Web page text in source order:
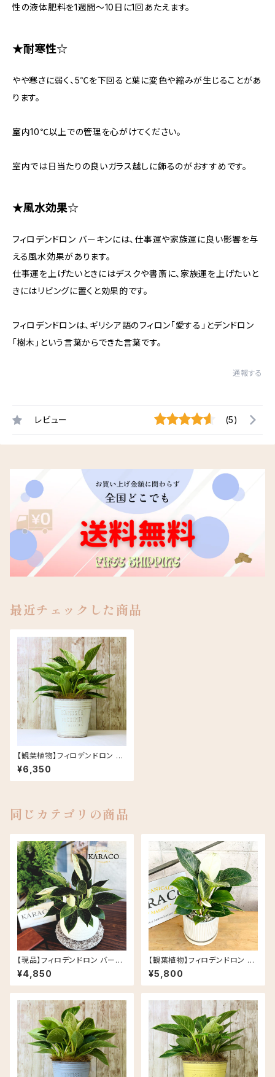
性の液体肥料を1週間〜10日に1回あたえます。
★耐寒性☆
やや寒さに弱く、5℃を下回ると葉に変色や縮みが生じることがあ
ります。
室内10℃以上での管理を心がけてください。
室内では日当たりの良いガラス越しに飾るのがおすすめです。
★風水効果☆
フィロデンドロン バーキンには、仕事運や家族運に良い影響を与
える風水効果があります。
仕事運を上げたいときにはデスクや書斎に、家族運を上げたいと
きにはリビングに置くと効果的です。
フィロデンドロンは、ギリシア語のフィロン「愛する」とデンドロン
「樹木」という言葉からできた言葉です。
通報する
レビュー (5)
最近チェックした商品
【観葉植物】フィロデンドロン バ
ーキン ブリキ缶 5号 鉢カラー/
ホワイト
¥6,350
同じカテゴリの商品
【現品】フィロデンドロン バーキ
ン 斑入り ナチュラルな陶器鉢(5
号相当)
¥4,850
【観葉植物】フィロデンドロン バ
ーキン 5号 DELLKI アルモニー
ポットA L/DF02WH 皿付き
¥5,800